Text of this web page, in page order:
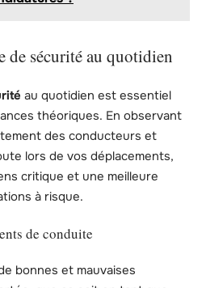
de sécurité au quotidien
au quotidien est essentiel
théoriques. En observant
des conducteurs et
lors de vos déplacements,
critique et une meilleure
à risque.
de conduite
bonnes et mauvaises